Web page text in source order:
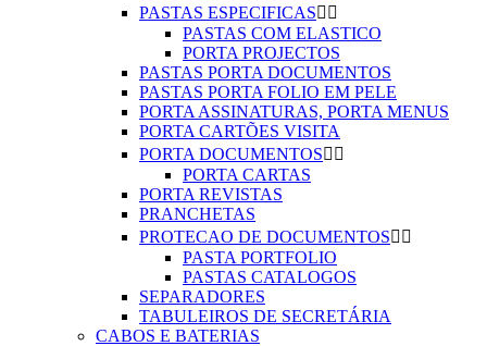
PASTAS ESPECIFICAS 
PASTAS COM ELASTICO
PORTA PROJECTOS
PASTAS PORTA DOCUMENTOS
PASTAS PORTA FOLIO EM PELE
PORTA ASSINATURAS, PORTA MENUS
PORTA CARTÕES VISITA
PORTA DOCUMENTOS 
PORTA CARTAS
PORTA REVISTAS
PRANCHETAS
PROTECAO DE DOCUMENTOS 
PASTA PORTFOLIO
PASTAS CATALOGOS
SEPARADORES
TABULEIROS DE SECRETÁRIA
CABOS E BATERIAS